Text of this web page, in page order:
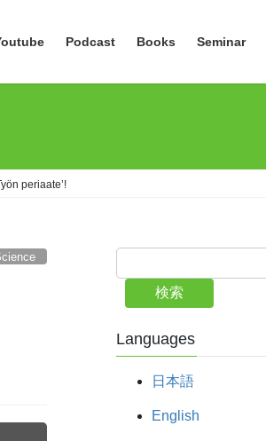
Podcast Books Seminar
periaate’!
検索
Languages
日本語
English